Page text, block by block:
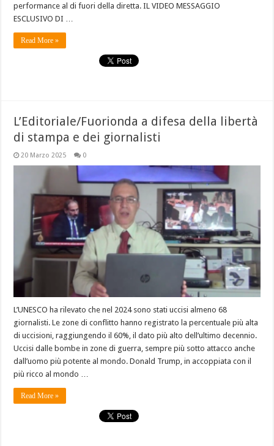
performance al di fuori della diretta. IL VIDEO MESSAGGIO
ESCLUSIVO DI …
Read More »
L’Editoriale/Fuorionda a difesa della libertà
di stampa e dei giornalisti
20 Marzo 2025 0
L’UNESCO ha rilevato che nel 2024 sono stati uccisi almeno 68
giornalisti. Le zone di conflitto hanno registrato la percentuale più alta
di uccisioni, raggiungendo il 60%, il dato più alto dell’ultimo decennio.
Uccisi dalle bombe in zone di guerra, sempre più sotto attacco anche
dall’uomo più potente al mondo. Donald Trump, in accoppiata con il
più ricco al mondo …
Read More »